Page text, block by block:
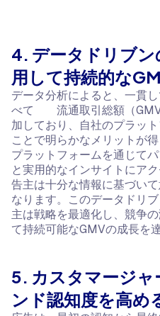
4. データドリブ
用して持続的な
データ分析によると、一貫
べて 流通取引総額（GMV
加しており、自社のプラッ
ことで明らかなメリットが
プラットフォームを通じて
と実用的なインサイトにア
告主は十分な情報に基づい
なります。このデータドリ
主は戦略を最適化し、競争
て持続可能なGMVの成長を
5. カスタマージャ
ンド認知度を高め